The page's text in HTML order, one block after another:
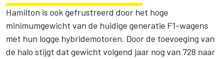
Hamilton is ook gefrustreerd door het hoge
minimumgewicht van de huidige generatie F1-wagens
met hun logge hybridemotoren. Door de toevoeging van
de halo stijgt dat gewicht volgend jaar nog van 728 naar